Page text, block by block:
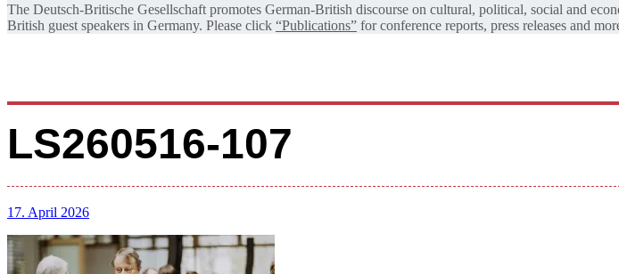
The Deutsch-Britische Gesellschaft promotes German-British discourse on cultural, political, social and
British guest speakers in Germany. Please click “Publications” for conference reports, press releases and
LS260516-107
17. April 2026